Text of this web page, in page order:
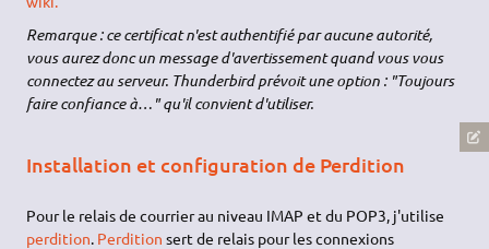
Remarque : ce certificat n'est authentifié par aucune autorité,
vous aurez donc un message d'avertissement quand vous vous
connectez au serveur. Thunderbird prévoit une option : "Toujours
faire confiance à…" qu'il convient d'utiliser.
Installation et configuration de Perdition
Pour le relais de courrier au niveau IMAP et du POP3, j'utilise
perdition. Perdition sert de relais pour les connexions